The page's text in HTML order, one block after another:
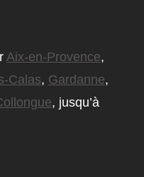
Aix-en-Provence,
Calas, Gardanne,
, jusqu’à